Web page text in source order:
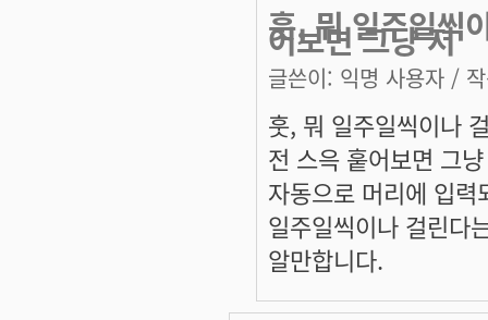
훗, 뭐 일주일씩
어보면 그냥 저
글쓴이: 익명 사용자 /
훗, 뭐 일주일씩이나
전 스윽 훝어보면 그
자동으로 머리에 입력
일주일씩이나 걸린다
알만합니다.